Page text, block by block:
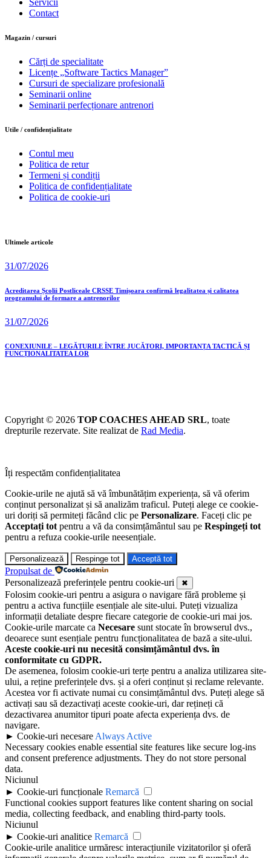
Servicii
Contact
Magazin / cursuri
Cărți de specialitate
Licențe „Software Tactics Manager”
Cursuri de specializare profesională
Seminarii online
Seminarii perfecționare antrenori
Utile / confidențialitate
Contul meu
Politica de retur
Termeni și condiții
Politica de confidențialitate
Politica de cookie-uri
Ultimele articole
31/07/2026
Acreditarea Școlii Postliceale CRSSE Timișoara confirmă legalitatea și calitatea
programului de formare a antrenorilor
31/07/2026
CONEXIUNILE – LEGĂTURILE ÎNTRE JUCĂTORI, IMPORTANȚA TACTICĂ ȘI
FUNCȚIONALITATEA LOR
Copyright © 2026 TOP COACHES AHEAD SRL, toate
drepturile rezervate. Site realizat de Rad Media.
Îți respectăm confidențialitatea
Cookie-urile ne ajută să vă îmbunătățim experiența, să vă oferim
conținut personalizat și să analizăm traficul. Puteți alege ce cookie-
uri doriți să permiteți făcând clic pe Personalizare. Faceți clic pe
Acceptați tot pentru a vă da consimțământul sau pe Respingeți tot
pentru a refuza cookie-urile neesențiale.
Personalizează Respinge tot Acceptă tot
Propulsat de
Personalizează preferințele pentru cookie-uri
✖
Folosim cookie-uri pentru a asigura o navigare fără probleme și
pentru a activa funcțiile esențiale ale site-ului. Puteți vizualiza
informații detaliate despre fiecare categorie de cookie-uri mai jos.
Cookie-urile marcate ca Necesare sunt stocate în browserul dvs.,
deoarece sunt esențiale pentru funcționalitatea de bază a site-ului.
Aceste cookie-uri nu necesită consimțământul dvs. în
conformitate cu GDPR.
De asemenea, folosim cookie-uri terțe pentru a analiza utilizarea site-
ului, a reține preferințele dvs. și a oferi conținut și reclame relevante.
Acestea vor fi activate numai cu consimțământul dvs. Puteți alege să
activați sau să dezactivați aceste cookie-uri, dar rețineți că
dezactivarea anumitor tipuri poate afecta experiența dvs. de
navigare.
► Cookie-uri necesare Always Active
Necessary cookies enable essential site features like secure log-ins
and consent preference adjustments. They do not store personal
data.
Niciunul
► Cookie-uri funcționale Remarcă
Functional cookies support features like content sharing on social
media, collecting feedback, and enabling third-party tools.
Niciunul
► Cookie-uri analitice Remarcă
Cookie-urile analitice urmăresc interacțiunile vizitatorilor și oferă